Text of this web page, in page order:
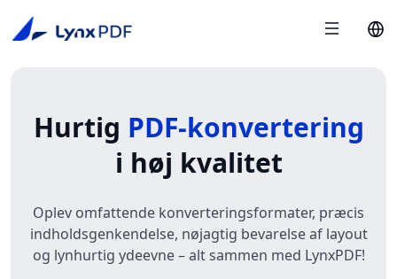
Hurtig PDF-konvertering
i høj kvalitet
Oplev omfattende konverteringsformater, præcis
indholdsgenkendelse, nøjagtig bevarelse af layout
og lynhurtig ydeevne – alt sammen med LynxPDF!